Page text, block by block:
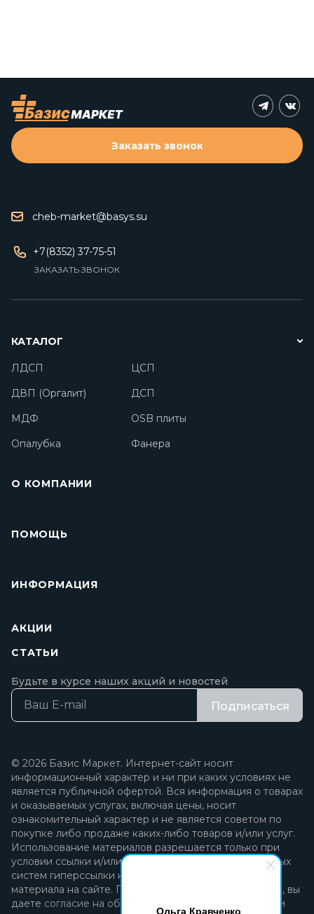
Ольга Кравченко
cheb-market@basys.su
+7(8352) 37-75-51
ЗАКАЗАТЬ ЗВОНОК
Заказать звонок
КАТАЛОГ
ЛДСП
ЦСП
ДВП (Оргалит)
ДСП
МДФ
OSB плиты
Опалубка
Фанера
О КОМПАНИИ
ПОМОЩЬ
ИНФОРМАЦИЯ
АКЦИИ
СТАТЬИ
Будьте в курсе наших акций и новостей
Подписаться
© 2026 Базис Маркет. Интернет-сайт носит
информационный характер и ни при каких условиях не
является публичной офертой. Вся информация о товарах
и оказываемых услугах, включая цены, носит
ознакомительный характер и не является советом по
покупке либо продаже каких-либо товаров и/или услуг.
Использование материалов разрешается только при
условии ссылки и/или прямой открытой для поисковых
систем гиперссылки на непосредственный адрес
материала на сайте. Продолжая пользоваться сайтом, вы
даете согласие на обработку персональных данных
и